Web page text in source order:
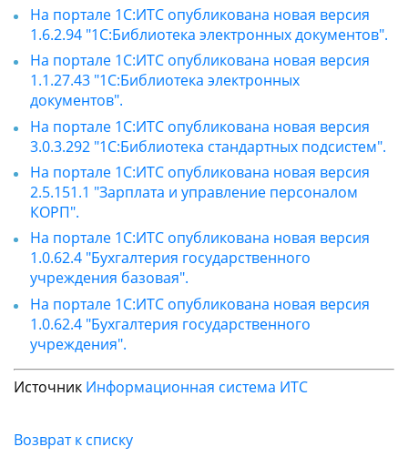
На портале 1С:ИТС опубликована новая версия
1.6.2.94 "1С:Библиотека электронных документов".
На портале 1С:ИТС опубликована новая версия
1.1.27.43 "1С:Библиотека электронных
документов".
На портале 1С:ИТС опубликована новая версия
3.0.3.292 "1С:Библиотека стандартных подсистем".
На портале 1С:ИТС опубликована новая версия
2.5.151.1 "Зарплата и управление персоналом
КОРП".
На портале 1С:ИТС опубликована новая версия
1.0.62.4 "Бухгалтерия государственного
учреждения базовая".
На портале 1С:ИТС опубликована новая версия
1.0.62.4 "Бухгалтерия государственного
учреждения".
Источник Информационная система ИТС
Возврат к списку